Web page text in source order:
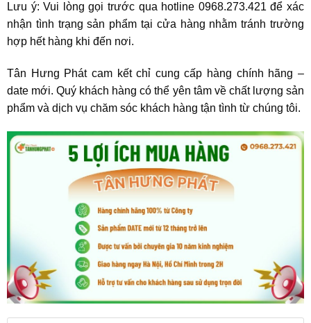
Lưu ý: Vui lòng gọi trước qua hotline 0968.273.421 để xác
nhận tình trạng sản phẩm tại cửa hàng nhằm tránh trường
hợp hết hàng khi đến nơi.
Tân Hưng Phát cam kết chỉ cung cấp hàng chính hãng –
date mới. Quý khách hàng có thể yên tâm về chất lượng sản
phẩm và dịch vụ chăm sóc khách hàng tận tình từ chúng tôi.